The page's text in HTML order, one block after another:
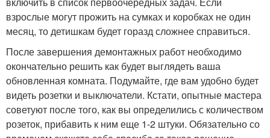
взрослые могут прожить на сумках и коробках не один
месяц, то детишкам будет горазд сложнее справиться.
После завершения демонтажных работ необходимо
окончательно решить как будет выглядеть ваша
обновленная комната. Подумайте, где вам удобно будет
видеть розетки и выключатели. Кстати, опытные мастера
советуют после того, как вы определились с количеством
розеток, прибавить к ним еще 1-2 штуки. Обязательно со